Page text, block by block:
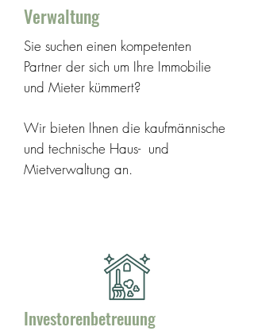
Verwaltung
Sie suchen einen kompetenten
Partner der sich um Ihre Immobilie
und Mieter kümmert?
Wir bieten Ihnen die kaufmännische
und technische Haus- und
Mietverwaltung an.
Investorenbetreuung